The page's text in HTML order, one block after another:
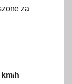
za
km/h